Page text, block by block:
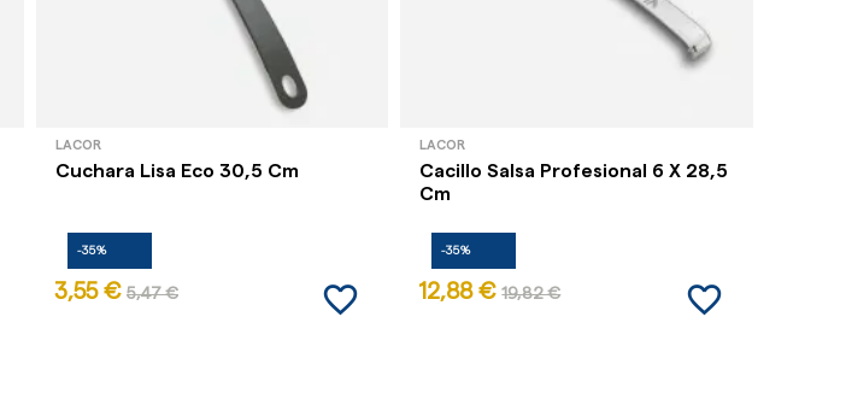
LACOR
Cuchara Lisa Eco 30,5 Cm
-35%
3,55 € 5,47 € favorite_border
LACOR
Cacillo Salsa Profesional 6 X 28,5
Cm
-35%
12,88 € 19,82 € favorite_border